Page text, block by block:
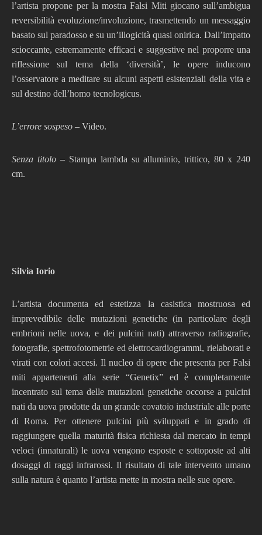
l’artista propone per la mostra Falsi Miti giocano sull’ambigua
reversibilità evoluzione/involuzione, trasmettendo un messaggio
basato sul paradosso e su un’illogicità quasi onirica. Dall’impatto
scioccante, estremamente efficaci e suggestive nel proporre una
riflessione sul tema della ‘diversità’, le opere inducono
l’osservatore a meditare su alcuni aspetti esistenziali della vita e
sul destino dell’homo tecnologicus.
L’errore sospeso – Video.
Senza titolo– Stampa lambda su alluminio, trittico, 80 x 240
cm.
Silvia Iorio
L’artista documenta ed estetizza la casistica mostruosa ed
imprevedibile delle mutazioni genetiche (in particolare degli
embrioni nelle uova, e dei pulcini nati) attraverso radiografie,
fotografie, spettrofotometrie ed elettrocardiogrammi, rielaborati e
virati con colori accesi. Il nucleo di opere che presenta per Falsi
miti appartenenti alla serie “Genetix” ed è completamente
incentrato sul tema delle mutazioni genetiche occorse a pulcini
nati da uova prodotte da un grande covatoio industriale alle porte
di Roma. Per ottenere pulcini più sviluppati e in grado di
raggiungere quella maturità fisica richiesta dal mercato in tempi
veloci (innaturali) le uova vengono esposte e sottoposte ad alti
dosaggi di raggi infrarossi. Il risultato di tale intervento umano
sulla natura è quanto l’artista mette in mostra nelle sue opere.